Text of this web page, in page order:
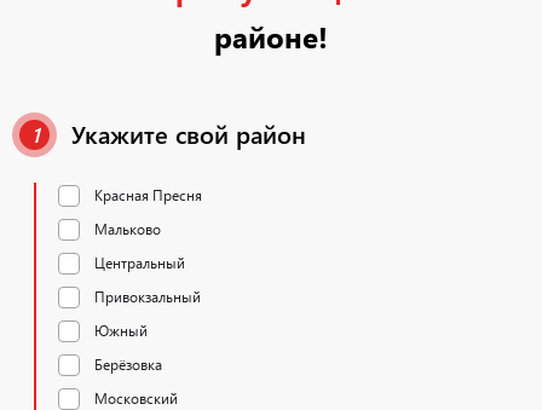
районе!
1 Укажите свой район
Красная Пресня
Мальково
Центральный
Привокзальный
Южный
Берёзовка
Московский